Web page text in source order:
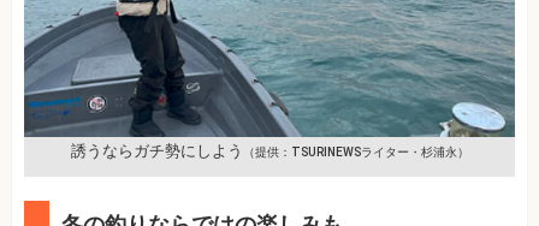
誘うならガチ勢にしよう （提供：TSURINEWSライター・杉浦永）